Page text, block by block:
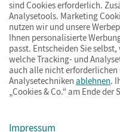
© Cornelsen Verlag 2026
ImpressumAGB
sind Cookies erforderlich.
Analysetools. Marketing
nutzen wir und unsere
Ihnen personalisierte
passt. Entscheiden Sie
welche Tracking- und
auch alle nicht erforderlichen
Analysetechniken ablehnen.
„Cookies & Co.“ am Ende
Impressum